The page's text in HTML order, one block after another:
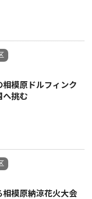
模原ドルフィンク
へ挑む
相模原納涼花火大会